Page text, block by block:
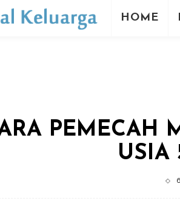
HOME
PEMECAH
USIA